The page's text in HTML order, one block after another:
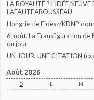
LA ROYAUTÉ ? L'IDÉE NEUVE
LAFAUTEAROUSSEAU
Hongrie : le Fidesz/KDNP
6 août. La Transfiguration de
du jour
UN JOUR, UNE CITATION
Août 2026
D L M